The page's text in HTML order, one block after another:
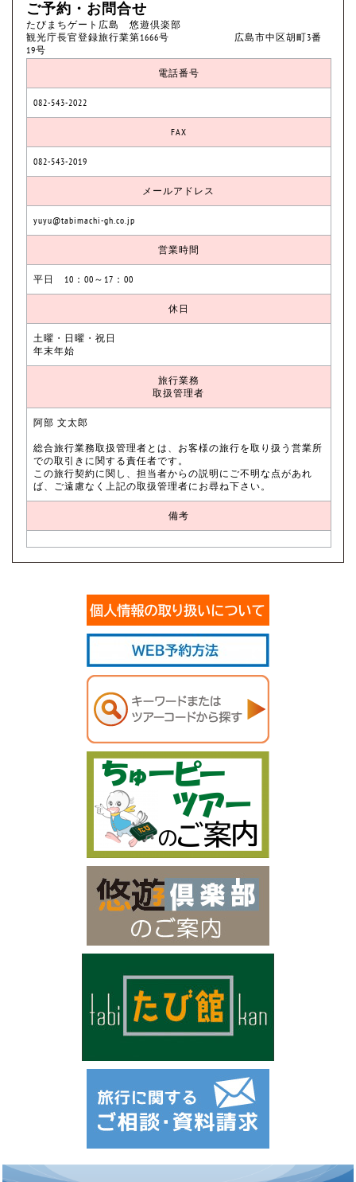
ご予約・お問合せ
たびまちゲート広島 悠遊倶楽部
観光庁長官登録旅行業第1666号 広島市中区胡町3番
19号
電話番号
082-543-2022
FAX
082-543-2019
メールアドレス
yuyu@tabimachi-gh.co.jp
営業時間
平日 10：00～17：00
休日
土曜・日曜・祝日
年末年始
旅行業務
取扱管理者
阿部 文太郎
総合旅行業務取扱管理者とは、お客様の旅行を取り扱う営業所
での取引きに関する責任者です。
この旅行契約に関し、担当者からの説明にご不明な点があれ
ば、ご遠慮なく上記の取扱管理者にお尋ね下さい。
備考